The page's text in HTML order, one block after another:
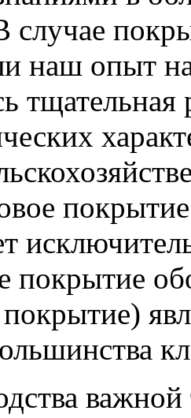
случае
наш опыт
тщательная
покрытие